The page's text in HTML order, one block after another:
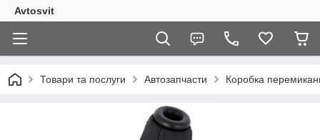
Avtosvit
Товари та послуги Автозапчасти Коробка